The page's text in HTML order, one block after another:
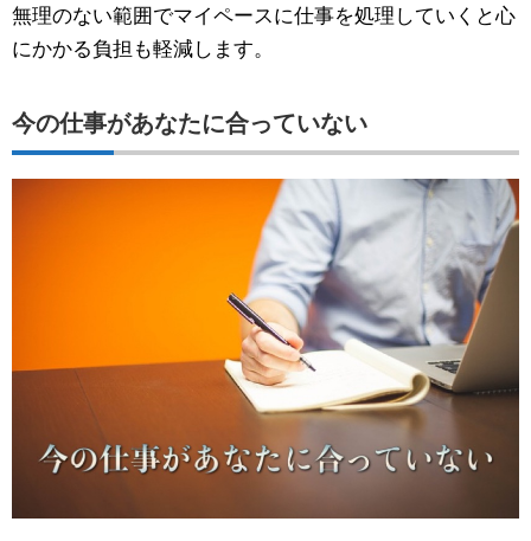
無理のない範囲でマイペースに仕事を処理していくと心
にかかる負担も軽減します。
今の仕事があなたに合っていない